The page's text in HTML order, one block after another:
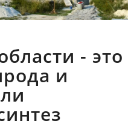
- это
и